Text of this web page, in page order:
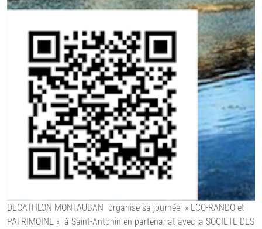
DECATHLON MONTAUBAN organise sa journée » ECO-RANDO et
PATRIMOINE « à Saint-Antonin en partenariat avec la SOCIETE DES